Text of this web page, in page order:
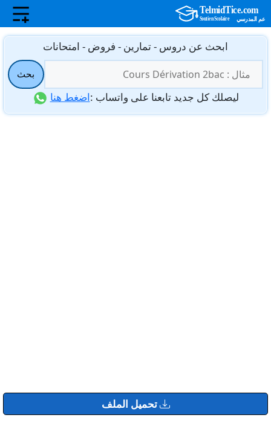
انتقل
المحتوى
ابحث عن دروس - تمارين - فروض - امتحانات
عن:
بحث
ليصلك كل جديد تابعنا على واتساب :اضغط هنا
تحميل الملف